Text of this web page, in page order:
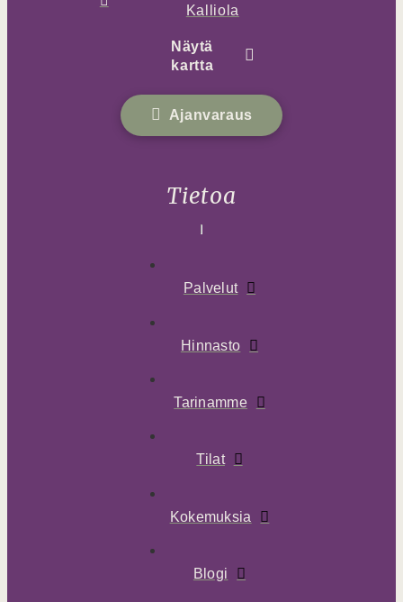
Kalliola
Näytä
kartta
Ajanvaraus
Tietoa
Palvelut
Hinnasto
Tarinamme
Tilat
Kokemuksia
Blogi